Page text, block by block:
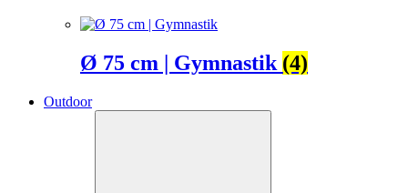
Ø 75 cm | Gymnastik (4)
Outdoor